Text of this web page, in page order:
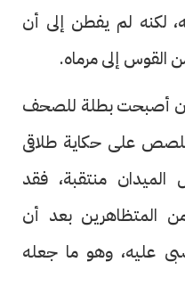
لكنه لم يفطن إلى أن
القوس إلى مرماه.
أن أصبحت بطلة للصحف
على حكاية طلاقى
الميدان منتقبة، فقد
بعد أن
عليه، وهو ما جعله